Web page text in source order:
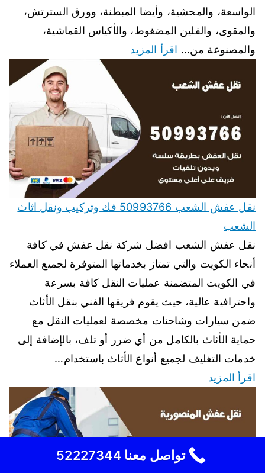
الواسعة، والمحشية، وأيضا المبطنة، وورق السترتش،
والمقوى، والفلين المضغوط، والأكياس القماشية،
والمصنوعة من… اقرأ المزيد
نقل عفش الشعب 50993766 فك وتركيب ونقل اثاث
الشعب
نقل عفش الشعب افضل شركة نقل عفش في كافة
أنحاء الكويت والتي تمتاز بخدماتها المتوفرة لجميع العملاء
في الكويت المتضمنة عمليات النقل كافة بسرعة
واحترافية عالية، حيث يقوم فريقها الفني بنقل الأثاث
ضمن سيارات وشاحنات مخصصة لعمليات النقل مع
حماية الأثاث بالكامل من أي ضرر أو تلف، بالإضافة إلى
خدمات التغليف لجميع أنواع الأثاث باستخدام…
اقرأ المزيد
تواصل معنا 52227344